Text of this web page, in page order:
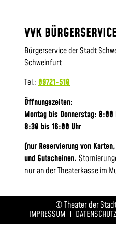
VVK
Bürgerservice der Stadt
Schweinfurt
Tel.: 09721-510
Öffnungszeiten:
Montag bis Donnerstag:
8:30 bis 16:00 Uhr
(nur Reservierung von
und Gutscheinen.
nur an der Theaterkasse im
© Theater der
IMPRESSUM